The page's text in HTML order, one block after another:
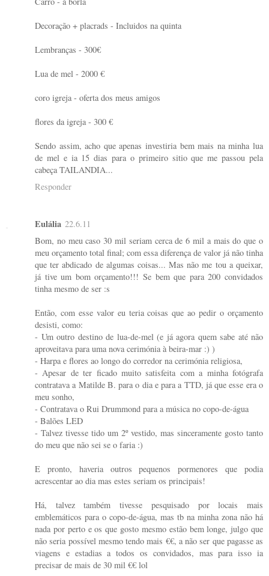
Decoração + placrads - Incluidos na quinta
Lembranças - 300€
Lua de mel - 2000 €
coro igreja - oferta dos meus amigos
flores da igreja - 300 €
Sendo assim, acho que apenas investiria bem mais na minha lua
de mel e ia 15 dias para o primeiro sitio que me passou pela
cabeça TAILANDIA...
Responder
Eulália 22.6.11
Bom, no meu caso 30 mil seriam cerca de 6 mil a mais do que o
meu orçamento total final; com essa diferença de valor já não tinha
que ter abdicado de algumas coisas... Mas não me tou a queixar,
já tive um bom orçamento!!! Se bem que para 200 convidados
tinha mesmo de ser :s
Então, com esse valor eu teria coisas que ao pedir o orçamento
desisti, como:
- Um outro destino de lua-de-mel (e já agora quem sabe até não
aproveitava para uma nova cerimónia à beira-mar :) )
- Harpa e flores ao longo do corredor na cerimónia religiosa,
- Apesar de ter ficado muito satisfeita com a minha fotógrafa
contratava a Matilde B. para o dia e para a TTD, já que esse era o
meu sonho,
- Contratava o Rui Drummond para a música no copo-de-água
- Balões LED
- Talvez tivesse tido um 2º vestido, mas sinceramente gosto tanto
do meu que não sei se o faria :)
E pronto, haveria outros pequenos pormenores que podia
acrescentar ao dia mas estes seriam os principais!
Há, talvez também tivesse pesquisado por locais mais
emblemáticos para o copo-de-água, mas tb na minha zona não há
nada por perto e os que gosto mesmo estão bem longe, julgo que
não seria possível mesmo tendo mais €€, a não ser que pagasse as
viagens e estadias a todos os convidados, mas para isso ia
precisar de mais de 30 mil €€ lol